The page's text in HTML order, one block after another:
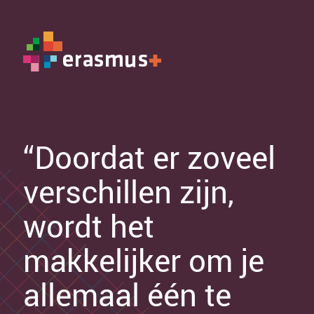
“Doordat er zoveel
verschillen zijn,
wordt het
makkelijker om je
allemaal één te